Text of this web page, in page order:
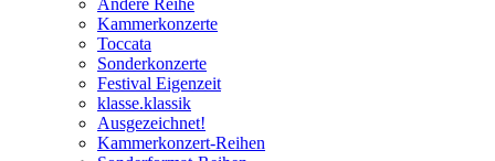
Andere Reihe
Kammerkonzerte
Toccata
Sonderkonzerte
Festival Eigenzeit
klasse.klassik
Ausgezeichnet!
Kammerkonzert-Reihen